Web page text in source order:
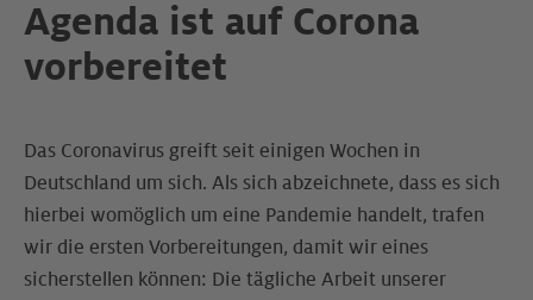
Agenda ist auf Corona
vorbereitet
Das Coronavirus greift seit einigen Wochen in
Deutschland um sich. Als sich abzeichnete, dass es sich
hierbei womöglich um eine Pandemie handelt, trafen
wir die ersten Vorbereitungen, damit wir eines
sicherstellen können: Die tägliche Arbeit unserer